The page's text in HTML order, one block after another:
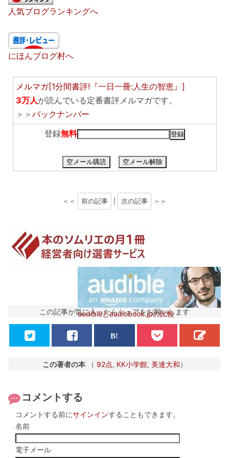
人気ブログランキングへ
にほんブログ村へ
メルマガ[1分間書評!『一日一冊:人生の智恵』]
3万人が読んでいる定番書評メルマガです。
＞＞ バックナンバー
登録無料
空メール購読 空メール解除
＜＜ 前の記事 次の記事 ＞＞
audibleとaudiobook.jpの比較
この記事が気に入ったらシェアをお願いします
この著者の本 （ 92点, KK小学館, 美達大和）
コメントする
コメントする前にサインインすることもできます。
名前
電子メール